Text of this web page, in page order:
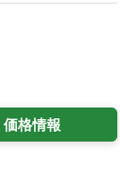
価格情報